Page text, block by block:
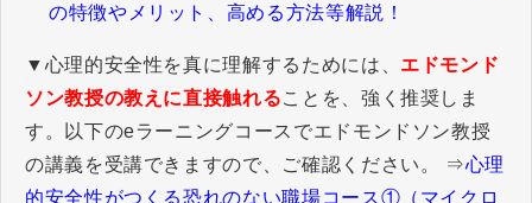
の特徴やメリット、高める方法等解説！
▼心理的安全性を真に理解するためには、 エドモンド
ソン教授の教えに直接触れることを、強く推奨しま
す。以下のeラーニングコースでエドモンドソン教授
の講義を受講できますので、ご確認ください。 ⇒心理
的安全性がつくる恐れのない職場コース①（マイクロ